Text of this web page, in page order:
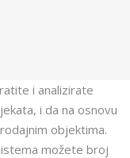
i analizirate
i da na osnovu
objektima.
možete broj